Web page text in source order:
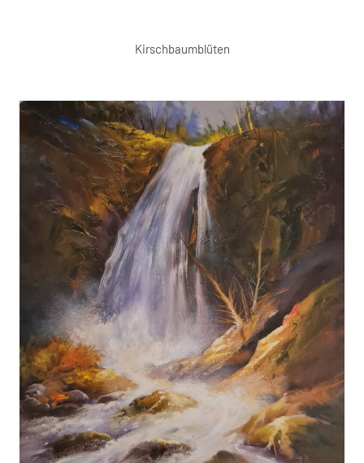
Kirschbaumblüten